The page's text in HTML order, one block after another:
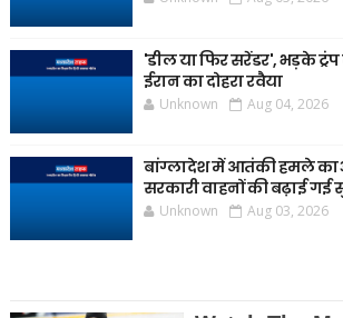
'डील या फिर सरेंडर', भड़के
ईरान का दोहरा रवैया
Unknown Aug 04, 2026
बांग्लादेश में आतंकी हमले का
सरकारी वाहनों की बढ़ाई गई
Unknown Aug 03, 2026